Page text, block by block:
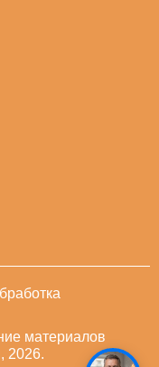
материалов
2026.